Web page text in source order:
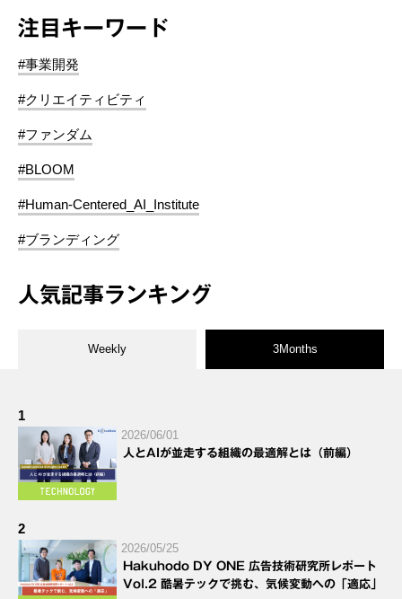
注目キーワード
#事業開発
#クリエイティビティ
#ファンダム
#BLOOM
#Human-Centered_AI_Institute
#ブランディング
人気記事ランキング
Weekly 3Months
1
2026/06/01
人とAIが並走する組織の最適解とは（前編）
2
2026/05/25
Hakuhodo DY ONE 広告技術研究所レポート
Vol.2 酷暑テックで挑む、気候変動への「適応」